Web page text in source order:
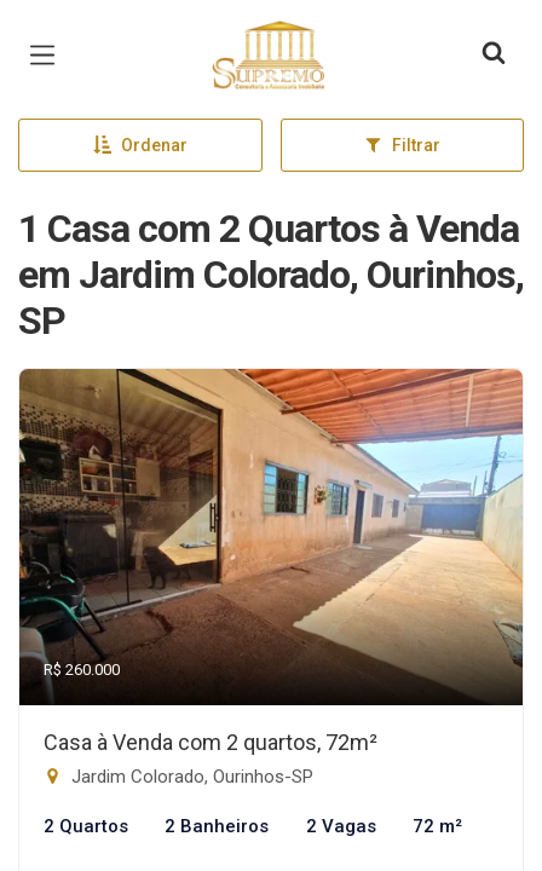
Página inicial
Ordenar Filtrar
1 Casa com 2 Quartos à Venda
em Jardim Colorado, Ourinhos,
SP
R$ 260.000
Casa à Venda com 2 quartos, 72m²
Jardim Colorado, Ourinhos-SP
2 Quartos 2 Banheiros 2 Vagas 72 m²